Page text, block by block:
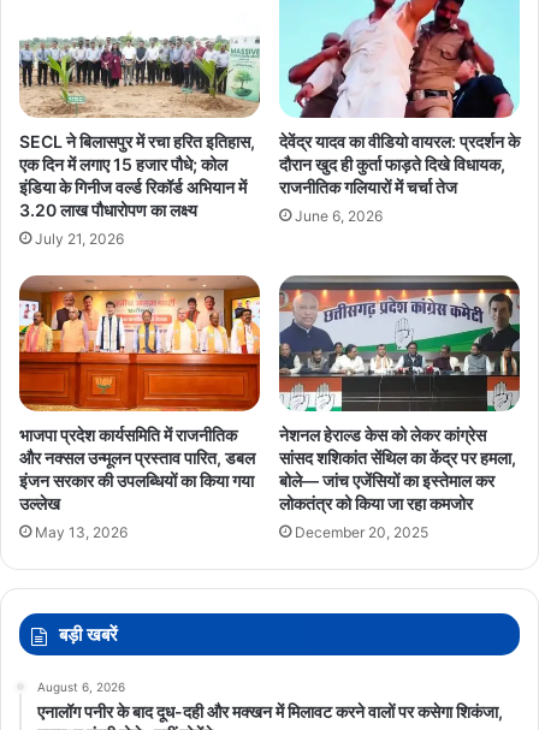
बिजली,शिक्षा जैसी आधारभूत सुविधाओं के विकास पर तेजी से कार्य किया जा रहा
है।उन्होंने यह भी कहा कि प्रदेश में 18 लाख प्रधानमंत्री आवास और 70 लाख
माताओं-बहनों को महतारी वंदन योजना का लाभ मिल रहा है।
सुझावों के आधार पर बनेगी और जन-आधारित योजनाएँ: इस दौरान मंडल प्रभारी
सुब्रतो विश्वास और मंडल अध्यक्ष हरि राम मंडावी ने भी अपने विचार रखे।
ग्रामीणों, महिलाओं और किसानों ने शासन की योजनाओं की सराहना करते हुए
प्रधानमंत्री, मुख्यमंत्री और क्षेत्रीय विधायक के प्रति आभार जताया।
कार्यक्रम में भाजपा प्रदेश महामंत्री यशवंत जैन और नवीन मार्कण्डेय सहित अन्य
पदाधिकारी एवं कार्यकर्ता भी उपस्थित रहे। भाजपा के पदाधिकारी विभिन्न ग्रामीण
मंडलों में पहुँचकर जनता से सीधा संवाद स्थापित कर रहे हैं और सुझाव भी ले रहे हैं,
ताकि भविष्य की योजनाओं को और अधिक जन-आधारित और प्रभावी बनाया जा
सके।
SECL ने बिलासपुर में रचा हरित इतिहास,
एक दिन में लगाए 15 हजार पौधे; कोल
इंडिया के गिनीज वर्ल्ड रिकॉर्ड अभियान में
3.20 लाख पौधारोपण का लक्ष्य
July 21, 2026
देवेंद्र यादव का वीडियो वायरल: प्रदर्शन के
दौरान खुद ही कुर्ता फाड़ते दिखे विधायक,
राजनीतिक गलियारों में चर्चा तेज
June 6, 2026
भाजपा प्रदेश कार्यसमिति में राजनीतिक
और नक्सल उन्मूलन प्रस्ताव पारित, डबल
इंजन सरकार की उपलब्धियों का किया गया
उल्लेख
May 13, 2026
नेशनल हेराल्ड केस को लेकर कांग्रेस
सांसद शशिकांत सेंथिल का केंद्र पर हमला,
बोले— जांच एजेंसियों का इस्तेमाल कर
लोकतंत्र को किया जा रहा कमजोर
December 20, 2025
बड़ी खबरें
August 6, 2026
एनालॉग पनीर के बाद दूध-दही और मक्खन में मिलावट करने वालों पर कसेगा शिकंजा,